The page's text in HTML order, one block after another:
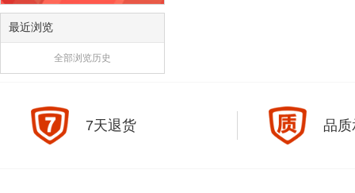
最近浏览
全部浏览历史
7天退货 品